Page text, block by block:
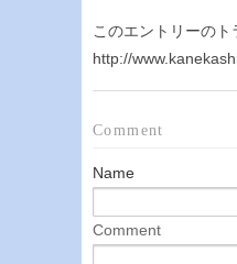
このエントリーの
http://
Comment
Name
Comment